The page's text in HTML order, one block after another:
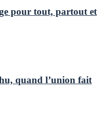
pour tout, partout et
quand l’union fait